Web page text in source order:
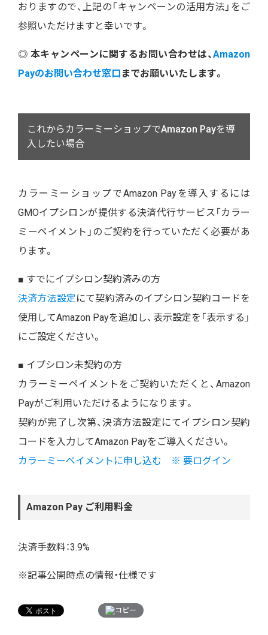
おりますので、上記の「キャンペーンの活用方法」をご
参照いただけますと幸いです。
◎ 本キャンペーンに関するお問い合わせは、Amazon
Payのお問い合わせ窓口 までお願いいたします。
これからカラーミーショップでAmazon Payを導
入したい場合
カラーミーショップでAmazon Payを導入するには
GMOイプシロンが提供する決済代行サービス「カラー
ミーペイメント」のご契約を行っていただく必要があ
ります。
■ すでにイプシロン契約済みの方
決済方法設定にて契約済みのイプシロン契約コードを
使用してAmazon Payを追加し、表示設定を「表示する」
にご設定ください。
■ イプシロン未契約の方
カラーミーペイメントをご契約いただくと、Amazon
Payがご利用いただけるようになります。
契約が完了し次第、決済方法設定にてイプシロン契約
コードを入力してAmazon Payをご導入ください。
カラーミーペイメントに申し込む ※ 要ログイン
Amazon Pay ご利用料金
決済手数料：3.9%
※記事公開時点の情報・仕様です
コピー